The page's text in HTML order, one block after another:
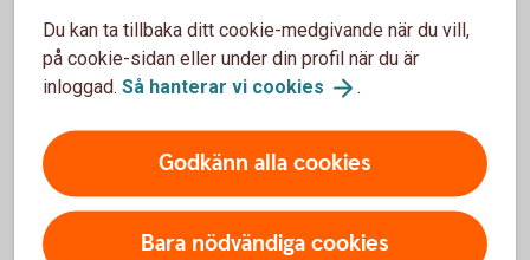
Johanna Fager
Du kan ta tillbaka ditt cookie-medgivande när du vill,
på cookie-sidan eller under din profil när du är
inloggad. Så hanterar vi cookies .
Godkänn alla cookies
Bara nödvändiga cookies